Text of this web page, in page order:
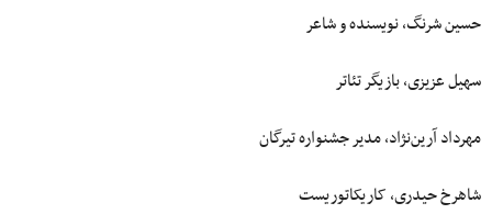
حسین شرنگ، نویسنده و شاعر
سهیل عزیزی، بازیگر تئاتر
مهرداد آرین‌نژاد، مدیر جشنواره تیرگان
شاهرخ حیدری، کاریکاتوریست